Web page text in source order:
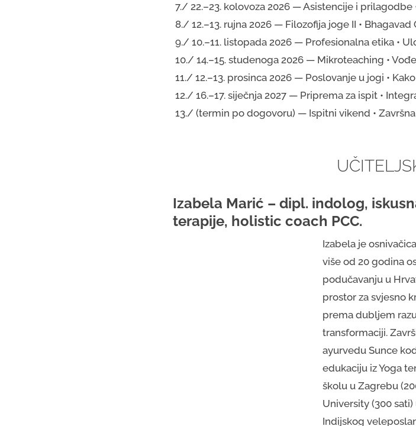
7./ 22.–23. kolovoza 2026 — Asistencije i prilagodbe
8./ 12.–13. rujna 2026 — Filozofija joge II • Bhagavad
9./ 10.–11. listopada 2026 — Profesionalna etika •
10./ 14.–15. studenoga 2026 — Mikroteaching •
11./ 12.–13. prosinca 2026 — Poslovanje u jogi •
12./ 16.–17. siječnja 2027 — Priprema za ispit •
13./ (termin po dogovoru) — Ispitni vikend •
Izabela Marić – dipl. indolog,
terapije, holistic coach PCC.
Izabela je
više od 20 godina
podučavanju u
prostor za svjesno
prema dubljem
transformaciji.
ayurvedu Sunce
edukaciju iz Yoga
školu u Zagrebu
University (300
Indijskog